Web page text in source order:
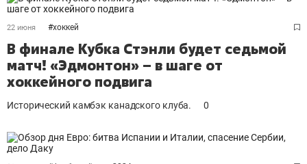
22 июня #хоккей
В финале Кубка Стэнли будет седьмой
матч! «Эдмонтон» – в шаге от
хоккейного подвига
Исторический камбэк канадского клуба. 0